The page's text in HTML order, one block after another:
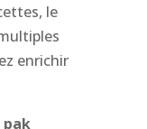
le
enrichir
pak